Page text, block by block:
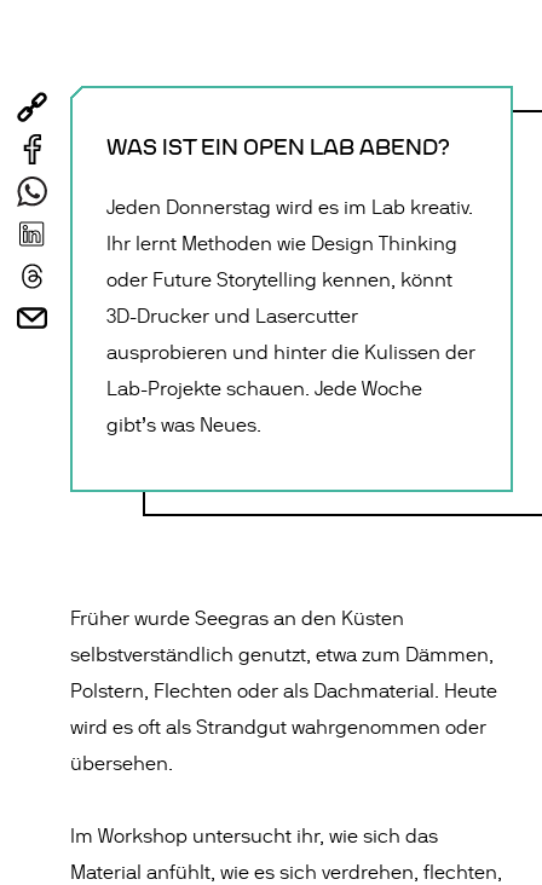
WAS IST EIN OPEN LAB ABEND?
Jeden Donnerstag wird es im Lab kreativ.
Ihr lernt Methoden wie Design Thinking
oder Future Storytelling kennen, könnt
3D-Drucker und Lasercutter
ausprobieren und hinter die Kulissen der
Lab-Projekte schauen. Jede Woche
gibt’s was Neues.
Früher wurde Seegras an den Küsten
selbstverständlich genutzt, etwa zum Dämmen,
Polstern, Flechten oder als Dachmaterial. Heute
wird es oft als Strandgut wahrgenommen oder
übersehen.
Im Workshop untersucht ihr, wie sich das
Material anfühlt, wie es sich verdrehen, flechten,